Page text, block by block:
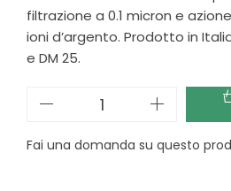
filtrazione a 0.1 micron e
ioni d’argento. Prodotto in
e DM 25.
Fai una domanda su questo